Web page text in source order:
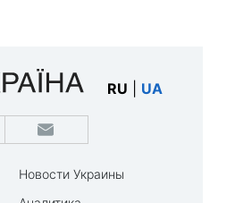
RU UA
Новости Украины